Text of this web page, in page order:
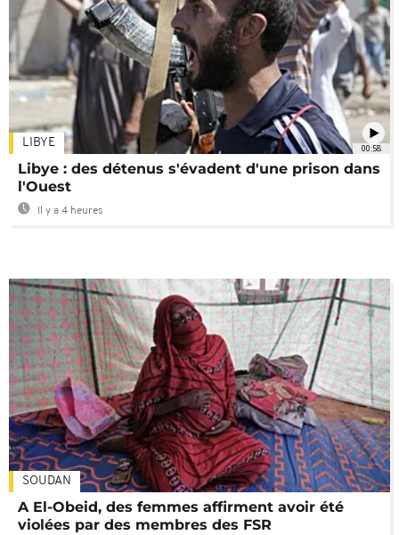
00:58
LIBYE
Libye : des détenus s'évadent d'une prison dans
l'Ouest
Il y a 4 heures
SOUDAN
A El-Obeid, des femmes affirment avoir été
violées par des membres des FSR